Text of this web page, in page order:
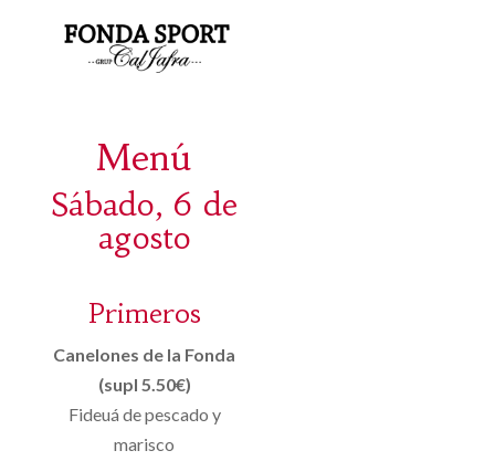
Menú
Sábado, 6 de
agosto
Primeros
Canelones de la Fonda
(supl 5.50€)
Fideuá de pescado y
marisco